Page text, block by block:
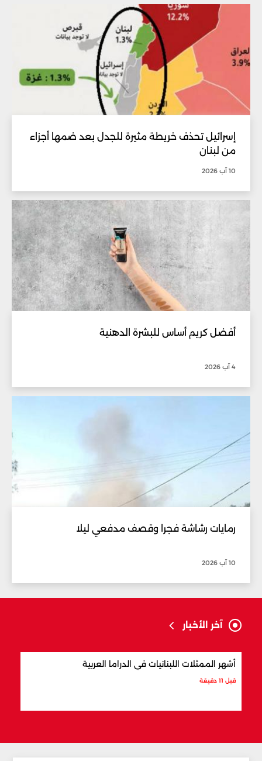
إسرائيل تحذف خريطة مثيرة للجدل بعد ضمها أجزاء
من لبنان
10 آب 2026
أفضل كريم أساس للبشرة الدهنية
4 آب 2026
رمايات رشاشة فجرا وقصف مدفعي ليلا
10 آب 2026
آخر الأخبار
أشهر الممثلات اللبنانيات في الدراما العربية
قبل 11 دقيقة